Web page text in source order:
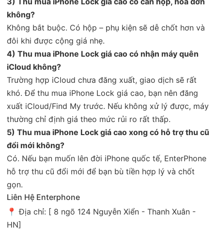
không?
Không bắt buộc. Có hộp – phụ kiện sẽ dễ chốt hơn và
đôi khi được cộng giá nhẹ.
4) Thu mua iPhone Lock giá cao có nhận máy quên
iCloud không?
Trường hợp iCloud chưa đăng xuất, giao dịch sẽ rất
khó. Để thu mua iPhone Lock giá cao, bạn nên đăng
xuất iCloud/Find My trước. Nếu không xử lý được, máy
thường chỉ định giá theo mức rủi ro rất thấp.
5) Thu mua iPhone Lock giá cao xong có hỗ trợ thu cũ
đổi mới không?
Có. Nếu bạn muốn lên đời iPhone quốc tế, EnterPhone
hỗ trợ thu cũ đổi mới để bạn bù tiền hợp lý và chốt
gọn.
Liên Hệ Enterphone
📍 Địa chỉ: [ 8 ngõ 124 Nguyễn Xiển - Thanh Xuân -
HN]